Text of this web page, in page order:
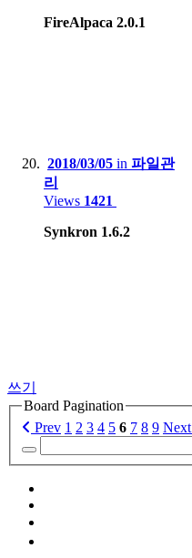
FireAlpaca 2.0.1
2018/03/05 in 파일관
리
Views 1421
Synkron 1.6.2
쓰기
Board Pagination
Prev 1 2 3 4 5 6 7 8 9 Next